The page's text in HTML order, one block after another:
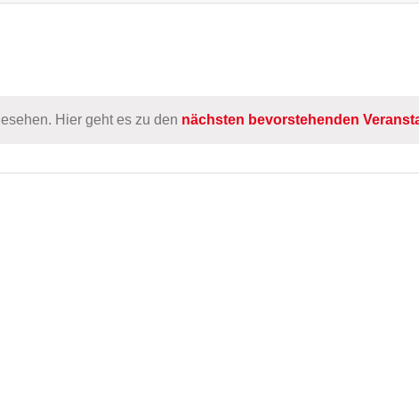
Hinweis
Hier geht es zu den nächsten bevorstehenden